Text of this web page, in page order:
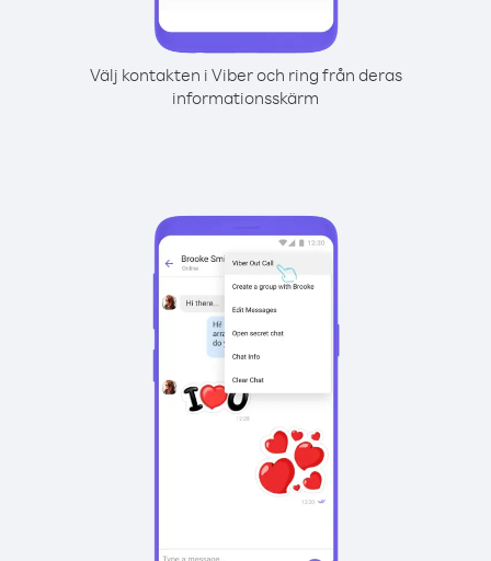
Välj kontakten i Viber och ring från deras
informationsskärm